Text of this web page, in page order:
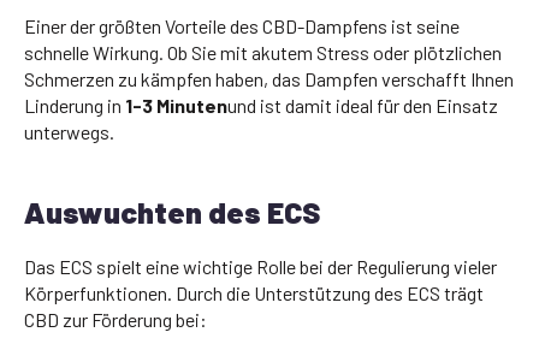
Einer der größten Vorteile des CBD-Dampfens ist seine
schnelle Wirkung. Ob Sie mit akutem Stress oder plötzlichen
Schmerzen zu kämpfen haben, das Dampfen verschafft Ihnen
Linderung in 1-3 Minutenund ist damit ideal für den Einsatz
unterwegs.
Auswuchten des ECS
Das ECS spielt eine wichtige Rolle bei der Regulierung vieler
Körperfunktionen. Durch die Unterstützung des ECS trägt
CBD zur Förderung bei: